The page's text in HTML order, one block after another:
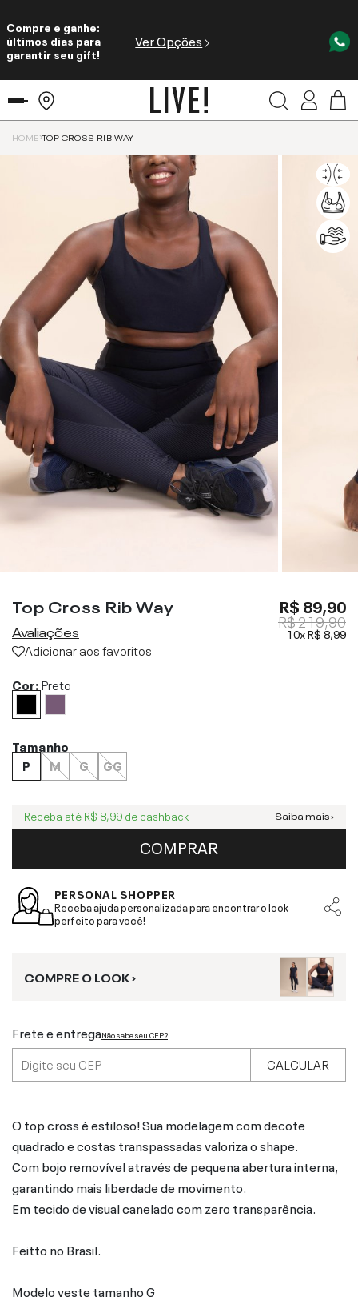
Compre e ganhe:
últimos dias para
garantir seu gift!
Ver Opções
HOME TOP CROSS RIB WAY
Top Cross Rib Way
Avaliações
Adicionar aos favoritos
R$ 89,90
R$ 219,90
10xR$ 8,99
Cor:Preto
Tamanho
P
M G GG
Receba até R$ 8,99 de cashback Saiba mais ›
COMPRAR
PERSONAL SHOPPER
Receba ajuda personalizada para encontrar o look
perfeito para você!
COMPRE O LOOK ›
Frete e entregaNão sabe seu CEP?
CALCULAR
O top cross é estiloso! Sua modelagem com decote
quadrado e costas transpassadas valoriza o shape.
Com bojo removível através de pequena abertura interna,
garantindo mais liberdade de movimento.
Em tecido de visual canelado com zero transparência.
Feitto no Brasil.
Modelo veste tamanho G